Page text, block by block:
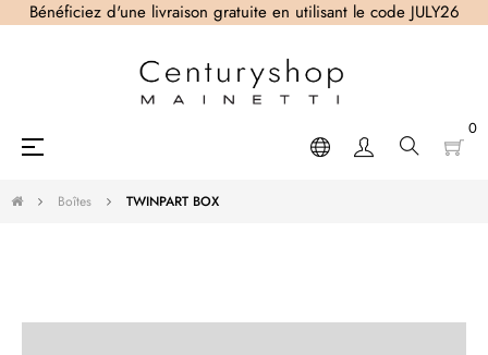
Bénéficiez d'une livraison gratuite en utilisant le code JULY26
0
Basculer
navigation
☰
Boîtes TWINPART BOX